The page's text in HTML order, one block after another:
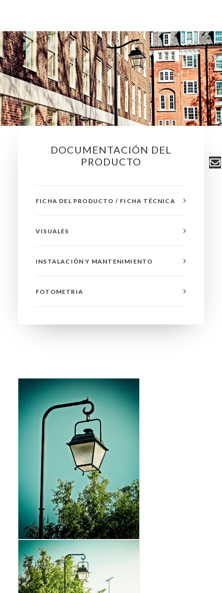
DOCUMENTACIÓN DEL
PRODUCTO
FICHA DEL PRODUCTO / FICHA TÉCNICA
VISUALES
INSTALACIÓN Y MANTENIMIENTO
FOTOMETRIA